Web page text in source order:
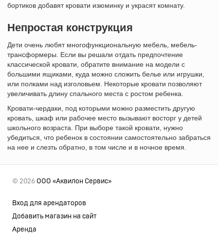
бортиков добавят кровати изюминку и украсят комнату.
Непростая конструкция
Дети очень любят многофункциональную мебель, мебель-
трансформеры. Если вы решали отдать предпочтение
классической кровати, обратите внимание на модели с
большими ящиками, куда можно сложить белье или игрушки,
или полками над изголовьем. Некоторые кровати позволяют
увеличивать длину спального места с ростом ребенка.
Кровати-чердаки, под которыми можно разместить другую
кровать, шкаф или рабочее место вызывают восторг у детей
школьного возраста. При выборе такой кровати, нужно
убедиться, что ребенок в состоянии самостоятельно забраться
на нее и слезть обратно, в том числе и в ночное время.
© 2026 ООО «Аквилон Сервис»
Вход для арендаторов
Добавить магазин на сайт
Аренда